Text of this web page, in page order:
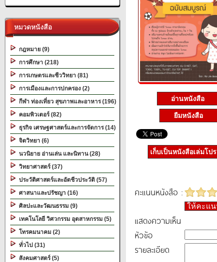
หมวดหนังสือ
กฎหมาย (9)
การศึกษา (218)
การเกษตรและชีววิทยา (81)
การเมืองและการปกครอง (2)
กีฬา ท่องเที่ยว สุขภาพและอาหาร (196)
คอมพิวเตอร์ (82)
ธุรกิจ เศรษฐศาสตร์และการจัดการ (14)
จิตวิทยา (6)
นวนิยาย อ่านเล่น และนิทาน (28)
วิทยาศาสตร์ (37)
ประวัติศาสตร์และอัตชีวประวัติ (57)
ศาสนาและปรัชญา (16)
ศิลปะและวัฒนธรรม (9)
เทคโนโลยี วิศวกรรม อุตสาหกรรม (5)
โทรคมนาคม (2)
ทั่วไป (31)
สังคมศาสตร์ (5)
อ่านหนังสือ
ยืมหนังสือ
เก็บเป็นหนังสือเล่มโป
คะแนนหนังสือ :
ให้คะแ
แสดงความเห็น
หัวข้อ
รายละเอียด